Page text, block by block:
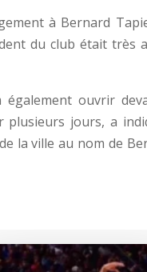
à Bernard
du club était très
ouvrir
jours, a
la ville au nom de